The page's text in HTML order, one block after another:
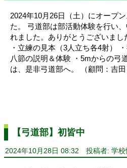
2024年10月26日（土）にオープ
た。 弓道部は部活動体験を行い
れました。ありがとうございま
・立練の見本（3人立ち各4射）
八節の説明＆体験 ・5mからの弓
は、是非弓道部へ。 （顧問：吉田
【弓道部】初皆中
2024年10月28日 08:32 投稿者: 学